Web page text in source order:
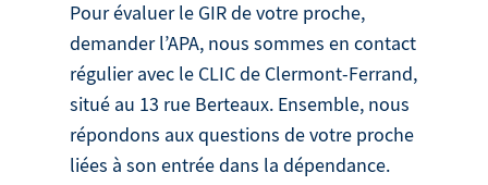
Pour évaluer le GIR de votre proche,
demander l’APA, nous sommes en contact
régulier avec le CLIC de Clermont-Ferrand,
situé au 13 rue Berteaux. Ensemble, nous
répondons aux questions de votre proche
liées à son entrée dans la dépendance.